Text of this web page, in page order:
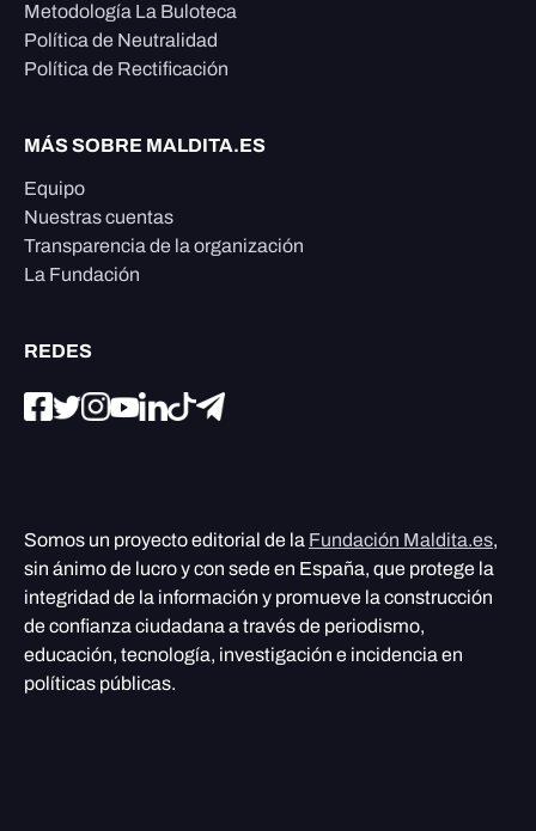
Metodología La Buloteca
Política de Neutralidad
Política de Rectificación
MÁS SOBRE MALDITA.ES
Equipo
Nuestras cuentas
Transparencia de la organización
La Fundación
REDES
Somos un proyecto editorial de la Fundación Maldita.es,
sin ánimo de lucro y con sede en España, que protege la
integridad de la información y promueve la construcción
de confianza ciudadana a través de periodismo,
educación, tecnología, investigación e incidencia en
políticas públicas.